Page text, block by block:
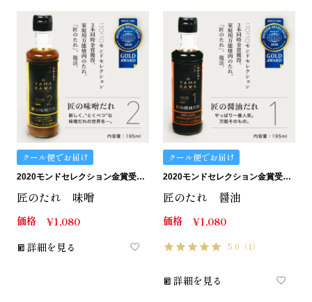
クール便でお届け
2020モンドセレクション金賞受賞。匠のたれ。
匠のたれ 味噌
価格 ¥1,080
詳細を見る
クール便でお届け
2020モンドセレクション金賞受賞。匠のたれ。
匠のたれ 醤油
価格 ¥1,080
5.0 （1）
詳細を見る